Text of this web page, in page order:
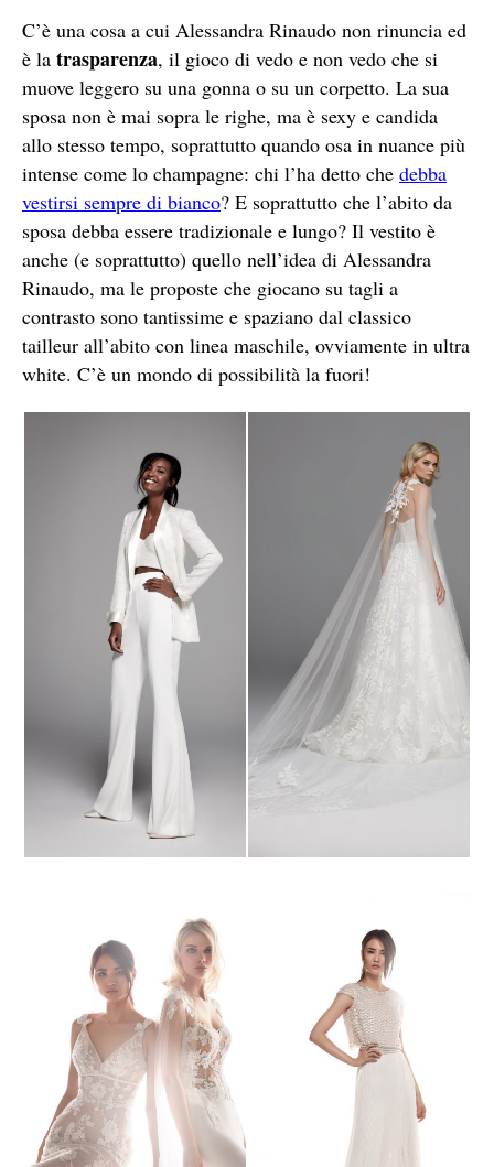
C’è una cosa a cui Alessandra Rinaudo non rinuncia ed
è la trasparenza, il gioco di vedo e non vedo che si
muove leggero su una gonna o su un corpetto. La sua
sposa non è mai sopra le righe, ma è sexy e candida
allo stesso tempo, soprattutto quando osa in nuance più
intense come lo champagne: chi l’ha detto che debba
vestirsi sempre di bianco? E soprattutto che l’abito da
sposa debba essere tradizionale e lungo? Il vestito è
anche (e soprattutto) quello nell’idea di Alessandra
Rinaudo, ma le proposte che giocano su tagli a
contrasto sono tantissime e spaziano dal classico
tailleur all’abito con linea maschile, ovviamente in ultra
white. C’è un mondo di possibilità la fuori!